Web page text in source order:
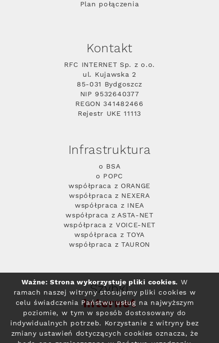
Plan połączenia
Kontakt
RFC INTERNET Sp. z o.o.
ul. Kujawska 2
85-031 Bydgoszcz
NIP 9532640377
REGON 341482466
Rejestr UKE 11113
Infrastruktura
o BSA
o POPC
współpraca z ORANGE
współpraca z NEXERA
współpraca z INEA
współpraca z ASTA-NET
współpraca z VOICE-NET
współpraca z TOYA
współpraca z TAURON
Szybki
Internet
Ważne: Strona wykorzystuje pliki cookies. W
ramach naszej witryny stosujemy pliki cookies w
celu świadczenia Państwu usług na najwyższym
poziomie, w tym w sposób dostosowany do
indywidualnych potrzeb. Korzystanie z witryny bez
zmiany ustawień dotyczących cookies oznacza, że